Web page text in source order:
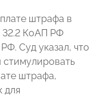
штрафа в
32.2 КоАП РФ
Суд указал, что
стимулировать
штрафа,
для